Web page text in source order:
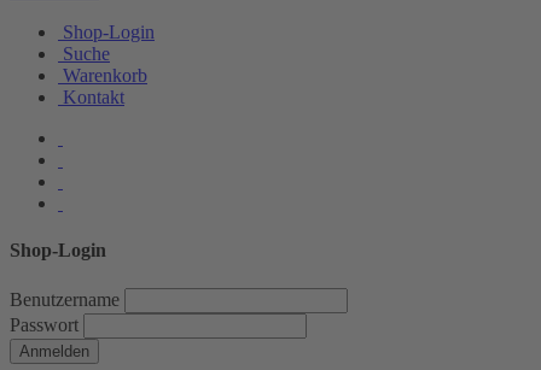
Shop-Login
Suche
Warenkorb
Kontakt
Shop-Login
Benutzername
Passwort
Anmelden